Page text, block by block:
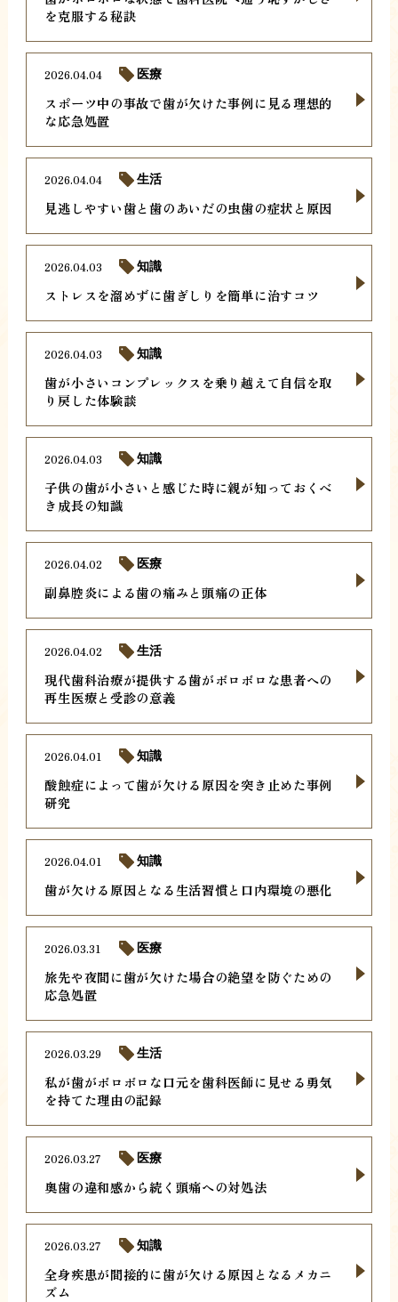
を克服する秘訣
スポーツ中の事故で歯が欠けた事例に見る理想的
な応急処置
2026.04.04 医療
見逃しやすい歯と歯のあいだの虫歯の症状と原因
2026.04.04 生活
ストレスを溜めずに歯ぎしりを簡単に治すコツ
2026.04.03 知識
歯が小さいコンプレックスを乗り越えて自信を取
り戻した体験談
2026.04.03 知識
子供の歯が小さいと感じた時に親が知っておくべ
き成長の知識
2026.04.03 知識
副鼻腔炎による歯の痛みと頭痛の正体
2026.04.02 医療
現代歯科治療が提供する歯がボロボロな患者への
再生医療と受診の意義
2026.04.02 生活
酸蝕症によって歯が欠ける原因を突き止めた事例
研究
2026.04.01 知識
歯が欠ける原因となる生活習慣と口内環境の悪化
2026.04.01 知識
旅先や夜間に歯が欠けた場合の絶望を防ぐための
応急処置
2026.03.31 医療
私が歯がボロボロな口元を歯科医師に見せる勇気
を持てた理由の記録
2026.03.29 生活
奥歯の違和感から続く頭痛への対処法
2026.03.27 医療
全身疾患が間接的に歯が欠ける原因となるメカニ
ズム
2026.03.27 知識